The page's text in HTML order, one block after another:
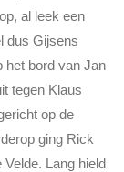
al leek een
dus Gijsens
het bord van Jan
tegen Klaus
op de
ging Rick
Lang hield